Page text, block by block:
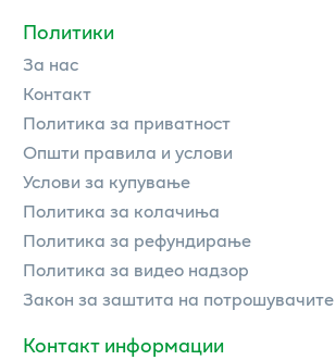
Политики
За нас
Контакт
Политика за приватност
Општи правила и услови
Услови за купување
Политика за колачиња
Политика за рефундирање
Политика за видео надзор
Закон за заштита на потрошувачите
Контакт информации